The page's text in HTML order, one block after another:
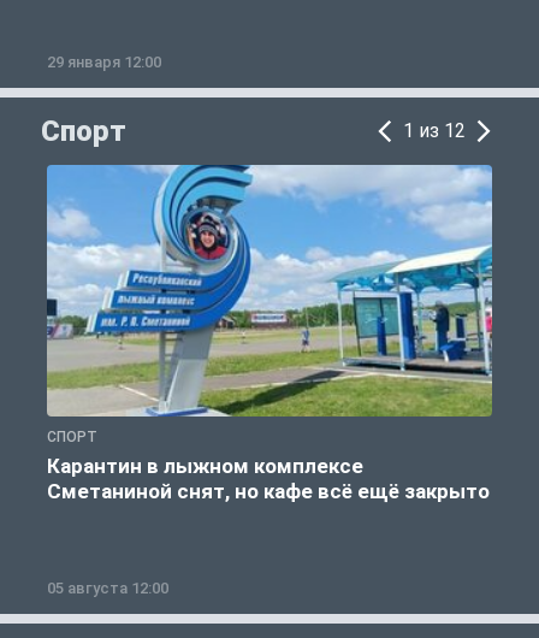
29 января 12:00
Спорт 1 из 12
СПОРТ
Карантин в лыжном комплексе
Сметаниной снят, но кафе всё ещё закрыто
05 августа 12:00